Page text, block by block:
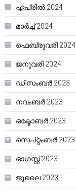
ഏപ്രിൽ 2024
മാർച്ച്‌ 2024
ഫെബ്രുവരി 2024
ജനുവരി 2024
ഡിസംബർ 2023
നവംബർ 2023
ഒക്ടോബർ 2023
സെപ്റ്റംബർ 2023
ഓഗസ്റ്റ്‌ 2023
ജൂലൈ 2023